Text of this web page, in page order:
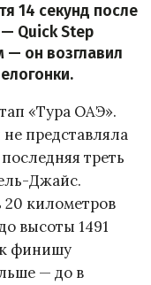
14 секунд после
Quick Step
он возглавил
«Тура ОАЭ».
представляла
треть
Джайс.
20 километров
высоты 1491
финишу
— до в